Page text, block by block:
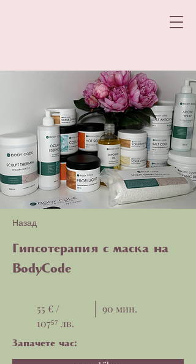
Назад
Гипсотерапия с маска на
BodyCode
55 € /
107⁵⁷ лв.
90 мин.
Запачете час: